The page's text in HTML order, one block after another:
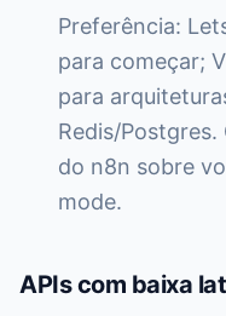
Preferência:
para começar;
para
Redis/
do n8n sobre
mode.
APIs com baixa